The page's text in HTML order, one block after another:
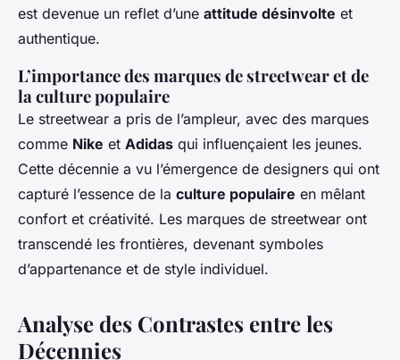
est devenue un reflet d’une attitude désinvolte et
authentique.
L’importance des marques de streetwear et de
la culture populaire
Le streetwear a pris de l’ampleur, avec des marques
comme Nike et Adidas qui influençaient les jeunes.
Cette décennie a vu l’émergence de designers qui ont
capturé l’essence de la culture populaire en mêlant
confort et créativité. Les marques de streetwear ont
transcendé les frontières, devenant symboles
d’appartenance et de style individuel.
Analyse des Contrastes entre les
Décennies